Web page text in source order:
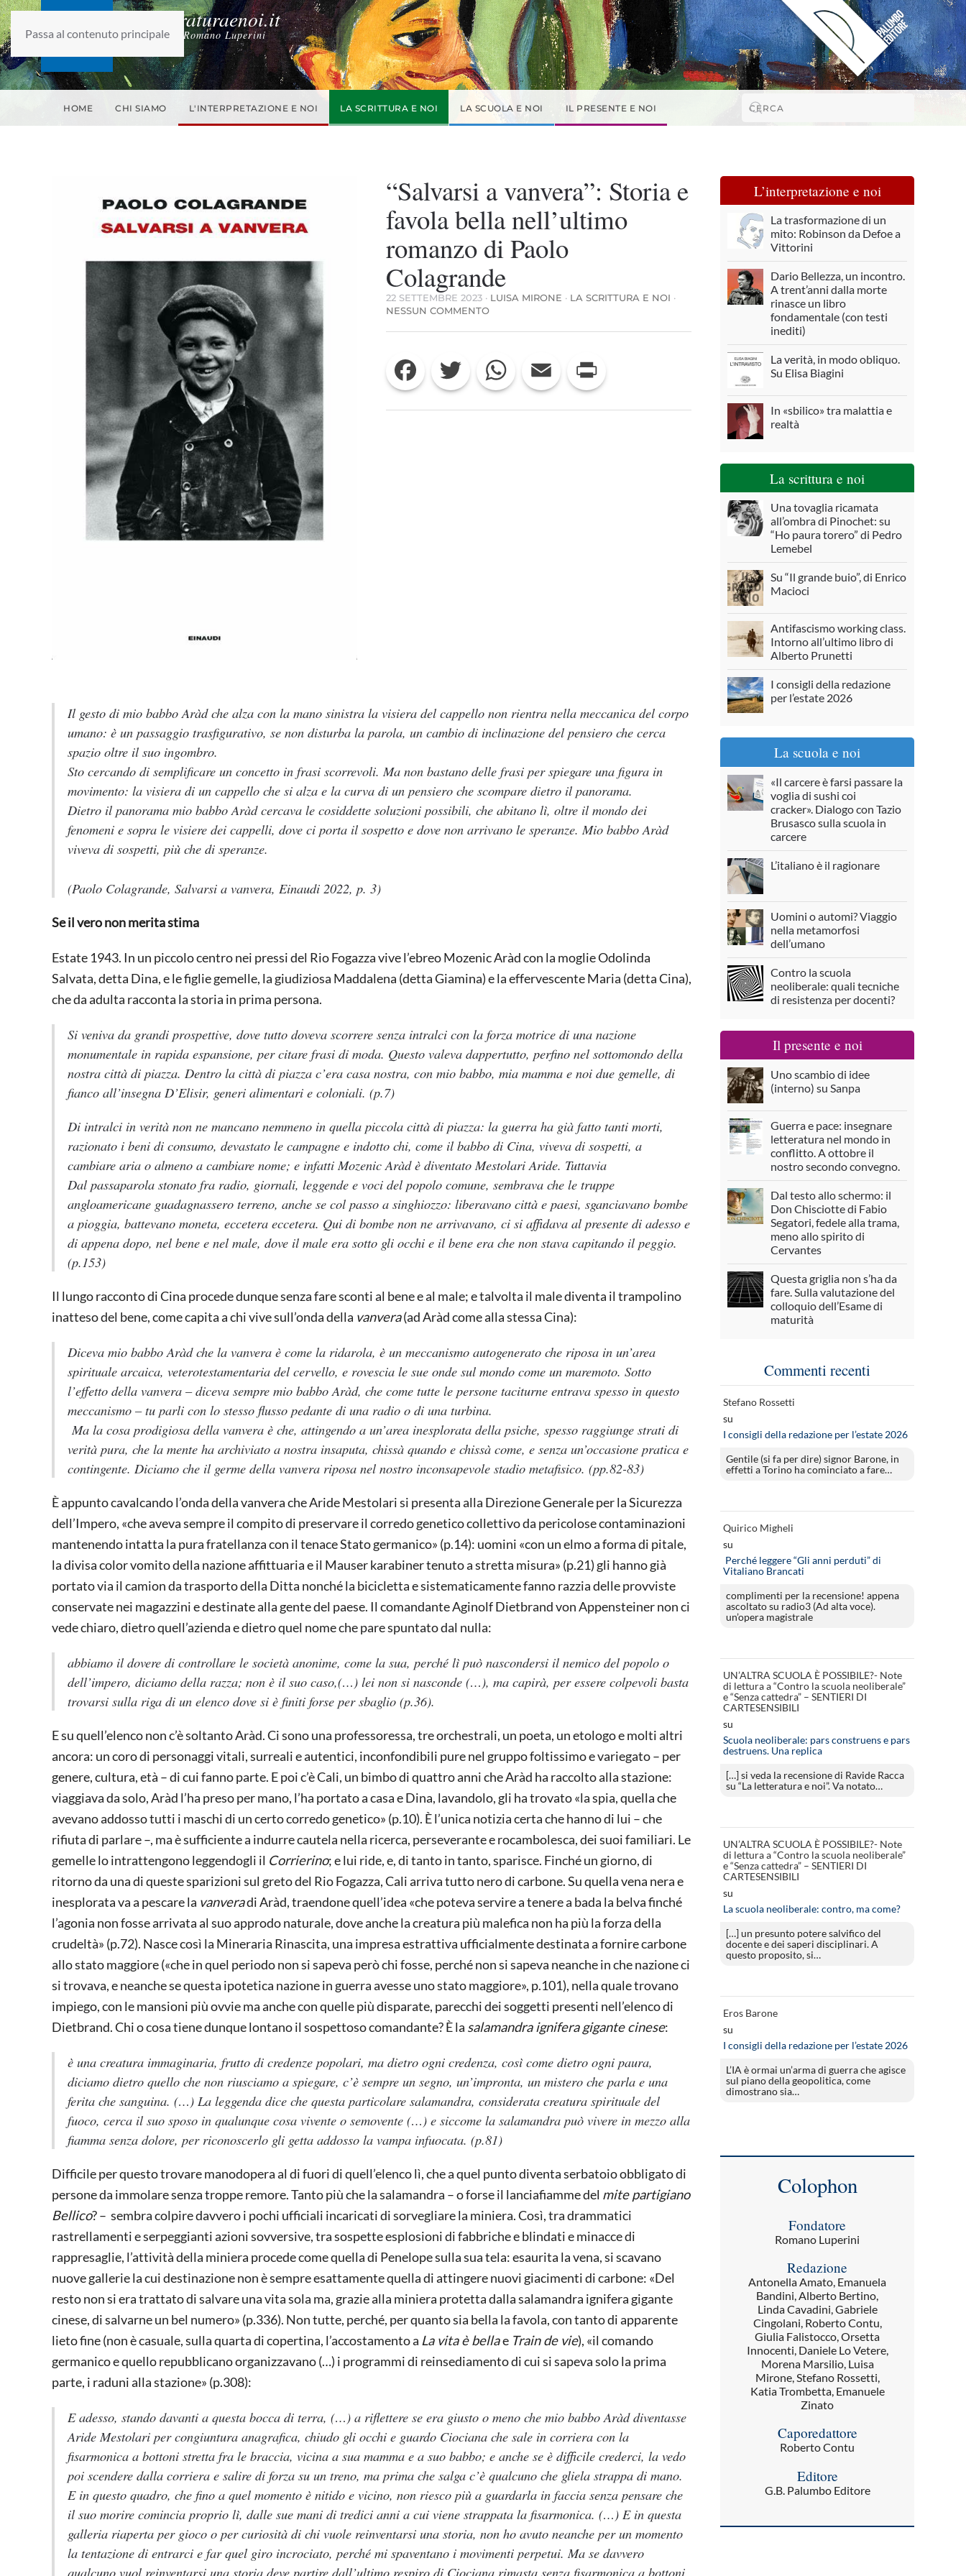
Passa al contenuto principale
laletteraturaenoi.it
fondato da Romano Luperini
HOME CHI SIAMO L'INTERPRETAZIONE E NOI LA SCRITTURA E NOI LA SCUOLA E NOI IL PRESENTE E NOI
“Salvarsi a vanvera”: Storia e
favola bella nell’ultimo
romanzo di Paolo
Colagrande
22 SETTEMBRE 2023 · LUISA MIRONE · LA SCRITTURA E NOI ·
NESSUN COMMENTOSU
A
STORIA
E
FAVOLA
NELL’ULTIMO
Facebook Twitter WhatsApp Email
Il gesto di mio babbo Aràd che alza con la mano sinistra la visiera del cappello non rientra nella meccanica del corpo
umano: è un passaggio trasfigurativo, se non disturba la parola, un cambio di inclinazione del pensiero che cerca
spazio oltre il suo ingombro.
Sto cercando di semplificare un concetto in frasi scorrevoli. Ma non bastano delle frasi per spiegare una figura in
movimento: la visiera di un cappello che si alza e la curva di un pensiero che scompare dietro il panorama.
Dietro il panorama mio babbo Aràd cercava le cosiddette soluzioni possibili, che abitano lì, oltre il mondo dei
fenomeni e sopra le visiere dei cappelli, dove ci porta il sospetto e dove non arrivano le speranze. Mio babbo Aràd
viveva di sospetti, più che di speranze.
(Paolo Colagrande,Salvarsi a vanvera,Einaudi 2022, p. 3)
Se il vero non merita stima
Estate 1943. In un piccolo centro nei pressi del Rio Fogazza vive l’ebreo Mozenic Aràd con la moglie Odolinda
Salvata, detta Dina, e le figlie gemelle, la giudiziosa Maddalena (detta Giamina) e la effervescente Maria (detta Cina),
che da adulta racconta la storia in prima persona.
Si veniva da grandi prospettive, dove tutto doveva scorrere senza intralci con la forza motrice di una nazione
monumentale in rapida espansione, per citare frasi di moda. Questo valeva dappertutto, perfino nel sottomondo della
nostra città di piazza. Dentro la città di piazza c’era casa nostra, con mio babbo, mia mamma e noi due gemelle, di
fianco all’insegna D’Elisir, generi alimentari e coloniali.(p.7)
Di intralci in verità non ne mancano nemmeno in quella piccolacittà di piazza: la guerra ha già fatto tanti morti,
razionato i beni di consumo, devastato le campagne e indotto chi, come il babbo di Cina,viveva di sospetti, a
cambiare aria o almeno a cambiare nome; e infatti Mozenic Aràd è diventato Mestolari Aride. Tuttavia
Dal passaparola stonato fra radio, giornali, leggende e voci del popolo comune, sembrava che le truppe
angloamericane guadagnassero terreno, anche se col passo a singhiozzo: liberavano città e paesi, sganciavano bombe
a pioggia, battevano moneta, eccetera eccetera. Qui di bombe non ne arrivavano, ci si affidava al presente di adesso e
di appena dopo, nel bene e nel male, dove il male era sotto gli occhi e il bene era che non stava capitando il peggio.
(p.153)
Il lungo racconto di Cina procede dunque senza fare sconti al bene e al male; e talvolta il male diventa il trampolino
inatteso del bene, come capita a chi vive sull’onda della vanvera(ad Aràd come alla stessa Cina):
Diceva mio babbo Aràd che la vanvera è come la ridarola, è un meccanismo autogenerato che riposa in un’area
spirituale arcaica, veterotestamentaria del cervello, e rovescia le sue onde sul mondo come un maremoto. Sotto
l’effetto della vanvera – diceva sempre mio babbo Aràd, che come tutte le persone taciturne entrava spesso in questo
meccanismo – tu parli con lo stesso flusso pedante di una radio o di una turbina.
Ma la cosa prodigiosa della vanvera è che, attingendo a un’area inesplorata della psiche, spesso raggiunge strati di
verità pura, che la mente ha archiviato a nostra insaputa, chissà quando e chissà come, e senza un’occasione pratica e
contingente. Diciamo che il germe della vanvera riposa nel nostro inconsapevole stadio metafisico.(pp.82-83)
È appunto cavalcando l’onda della vanvera che Aride Mestolari si presenta alla Direzione Generale per la Sicurezza
dell’Impero, «che aveva sempre il compito di preservare il corredo genetico collettivo da pericolose contaminazioni
mantenendo intatta la pura fratellanza con il tenace Stato germanico» (p.14): uomini «con un elmo a forma di pitale,
la divisa color vomito della nazione affittuaria e il Mauser karabiner tenuto a stretta misura» (p.21) gli hanno già
portato via il camion da trasporto della Ditta nonché la bicicletta e sistematicamente fanno razzia delle provviste
conservate nei magazzini e destinate alla gente del paese. Il comandante Aginolf Dietbrand von Appensteiner non ci
vede chiaro, dietro quell’azienda e dietro quel nome che pare spuntato dal nulla:
abbiamo il dovere di controllare le società anonime, come la sua, perché lì può nascondersi il nemico del popolo o
dell’impero, diciamo della razza; non è il suo caso,(…) lei non si nasconde (…), ma capirà, per essere colpevoli basta
trovarsi sulla riga di un elenco dove si è finiti forse per sbaglio (p.36).
E su quell’elenco non c’è soltanto Aràd. Ci sono una professoressa, tre orchestrali, un poeta, un etologo e molti altri
ancora: un coro di personaggi vitali, surreali e autentici, inconfondibili pure nel gruppo foltissimo e variegato – per
genere, cultura, età – di cui fanno parte. E poi c’è Cali, un bimbo di quattro anni che Aràd ha raccolto alla stazione:
viaggiava da solo, Aràd l’ha preso per mano, l’ha portato a casa e Dina, lavandolo, gli ha trovato «la spia, quella che
avevano addosso tutti i maschi di un certo corredo genetico» (p.10). È l’unica notizia certa che hanno di lui – che
rifiuta di parlare –, ma è sufficiente a indurre cautela nella ricerca, perseverante e rocambolesca, dei suoi familiari. Le
gemelle lo intrattengono leggendogli il Corrierino; e lui ride, e, di tanto in tanto, sparisce. Finché un giorno, di
ritorno da una di queste sparizioni sul greto del Rio Fogazza, Cali arriva tutto nero di carbone. Su quella vena nera e
inesplorata va a pescare la vanveradi Aràd, traendone quell’idea «che poteva servire a tenere a bada la belva finché
l’agonia non fosse arrivata al suo approdo naturale, dove anche la creatura più malefica non ha più la forza della
crudeltà» (p.72). Nasce così la Mineraria Rinascita, una impresa estrattiva ufficialmente destinata a fornire carbone
allo stato maggiore («che in quel periodo non si sapeva però chi fosse, perché non si sapeva neanche in che nazione ci
si trovava, e neanche se questa ipotetica nazione in guerra avesse uno stato maggiore», p.101), nella quale trovano
impiego, con le mansioni più ovvie ma anche con quelle più disparate, parecchi dei soggetti presenti nell’elenco di
Dietbrand. Chi o cosa tiene dunque lontano il sospettoso comandante? È la salamandra ignifera gigante cinese:
è una creatura immaginaria, frutto di credenze popolari, ma dietro ogni credenza, così come dietro ogni paura,
diciamo dietro quello che non riusciamo a spiegare, c’è sempre un segno, un’impronta, un mistero che parla e una
ferita che sanguina. (…) La leggenda dice che questa particolare salamandra, considerata creatura spirituale del
fuoco, cerca il suo sposo in qualunque cosa vivente o semovente (…) e siccome la salamandra può vivere in mezzo alla
fiamma senza dolore, per riconoscerlo gli getta addosso la vampa infuocata.(p.81)
Difficile per questo trovare manodopera al di fuori di quell’elenco lì, che a quel punto diventa serbatoio obbligato di
persone da immolare senza troppe remore. Tanto più che la salamandra – o forse il lanciafiamme del mite partigiano
Bellico? – sembra colpire davvero i pochi ufficiali incaricati di sorvegliare la miniera. Così, tra drammatici
rastrellamenti e serpeggianti azioni sovversive, tra sospette esplosioni di fabbriche e blindati e minacce di
rappresaglie, l’attività della miniera procede come quella di Penelope sulla sua tela: esaurita la vena, si scavano
nuove gallerie la cui destinazione non è sempre esattamente quella di attingere nuovi giacimenti di carbone: «Del
resto non si era trattato di salvare una vita sola ma, grazie alla miniera protetta dalla salamandra ignifera gigante
cinese, di salvarne un bel numero» (p.336). Non tutte, perché, per quanto sia bella la favola, con tanto di apparente
lieto fine (non è casuale, sulla quarta di copertina, l’accostamento a La vita è bellae Train de vie), «il comando
germanico e quello repubblicano organizzavano (…) i programmi di reinsediamento di cui si sapeva solo la prima
parte, i raduni alla stazione» (p.308):
E adesso, stando davanti a questa bocca di terra, (…) a riflettere se era giusto o meno che mio babbo Aràd diventasse
Aride Mestolari per congiuntura anagrafica, chiudo gli occhi e guardo Ciociana che sale in corriera con la
fisarmonica a bottoni stretta fra le braccia, vicina a sua mamma e a suo babbo; e anche se è difficile crederci, la vedo
poi scendere dalla corriera e salire di forza su un treno, ma prima che salga c’è qualcuno che gliela strappa di mano.
E in questo quadro, che fino a quel momento è nitido e vicino, non riesco più a guardarla in faccia senza pensare che
il suo morire comincia proprio lì, dalle sue mani di tredici anni a cui viene strappata la fisarmonica. (…) E in questa
galleria riaperta per gioco o per curiosità di chi vuole reinventarsi una storia, non ho avuto neanche per un momento
la tentazione di entrarci e far quel giro incrociato, perché mi spaventano i movimenti perpetui. Ma se davvero
qualcuno vuol reinventarsi una storia deve partire dall’ultimo respiro di Ciociana rimasta senza fisarmonica a bottoni.
L’interpretazione e noi
La trasformazione di un
mito: Robinson da Defoe a
Vittorini
Dario Bellezza, un incontro.
A trent’anni dalla morte
rinasce un libro
fondamentale (con testi
inediti)
La verità, in modo obliquo.
Su Elisa Biagini
In «sbilico» tra malattia e
realtà
La scrittura e noi
Una tovaglia ricamata
all’ombra di Pinochet: su
“Ho paura torero” di Pedro
Lemebel
Su “Il grande buio”, di Enrico
Macioci
Antifascismo working class.
Intorno all’ultimo libro di
Alberto Prunetti
I consigli della redazione
per l’estate 2026
La scuola e noi
«Il carcere è farsi passare la
voglia di sushi coi
cracker». Dialogo con Tazio
Brusasco sulla scuola in
carcere
L’italiano è il ragionare
Uomini o automi? Viaggio
nella metamorfosi
dell’umano
Contro la scuola
neoliberale: quali tecniche
di resistenza per docenti?
Il presente e noi
Uno scambio di idee
(interno) su Sanpa
Guerra e pace: insegnare
letteratura nel mondo in
conflitto. A ottobre il
nostro secondo convegno.
Dal testo allo schermo: il
Don Chisciotte di Fabio
Segatori, fedele alla trama,
meno allo spirito di
Cervantes
Questa griglia non s’ha da
fare. Sulla valutazione del
colloquio dell’Esame di
maturità
Commenti recenti
Stefano Rossetti
su
I consigli della redazione per l’estate 2026
Gentile (si fa per dire) signor Barone, in
effetti a Torino ha cominciato a fare…
Quirico Migheli
su
Perché leggere “Gli anni perduti” di
Vitaliano Brancati
complimenti per la recensione! appena
ascoltato su radio3 (Ad alta voce).
un’opera magistrale
UN’ALTRA SCUOLA È POSSIBILE?- Note
di lettura a “Contro la scuola neoliberale”
e “Senza cattedra” – SENTIERI DI
CARTESENSIBILI
su
Scuola neoliberale: pars construens e pars
destruens. Una replica
[…] si veda la recensione di Ravide Racca
su “La letteratura e noi”. Va notato…
UN’ALTRA SCUOLA È POSSIBILE?- Note
di lettura a “Contro la scuola neoliberale”
e “Senza cattedra” – SENTIERI DI
CARTESENSIBILI
su
La scuola neoliberale: contro, ma come?
[…] un presunto potere salvifico del
docente e dei saperi disciplinari. A
questo proposito, si…
Eros Barone
su
I consigli della redazione per l’estate 2026
L’IA è ormai un’arma di guerra che agisce
sul piano della geopolitica, come
dimostrano sia…
Colophon
Fondatore
Romano Luperini
Redazione
Antonella Amato, Emanuela
Bandini, Alberto Bertino,
Linda Cavadini, Gabriele
Cingolani, Roberto Contu,
Giulia Falistocco, Orsetta
Innocenti, Daniele Lo Vetere,
Morena Marsilio, Luisa
Mirone, Stefano Rossetti,
Katia Trombetta, Emanuele
Zinato
Caporedattore
Roberto Contu
Editore
G.B. Palumbo Editore